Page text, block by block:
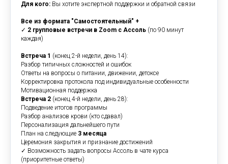
Для кого: Вы хотите экспертной поддержки и обратной связи
Все из формата "Самостоятельный" +
✓ 2 групповые встречи в Zoom с Ассоль (по 90 минут
каждая)
Встреча 1 (конец 2-й недели, день 14):
Разбор типичных сложностей и ошибок
Ответы на вопросы о питании, движении, детоксе
Корректировка протокола под индивидуальные особенности
Мотивационная поддержка
Встреча 2 (конец 4-й недели, день 28):
Подведение итогов программы
Разбор анализов крови (кто сдавал)
Персонализация дальнейшего пути
План на следующие 3 месяца
Церемония закрытия и признание достижений
✓ Возможность задать вопросы Ассоль в чате курса
(приоритетные ответы)